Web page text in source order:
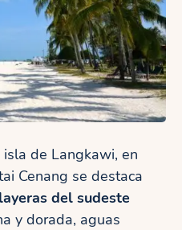
de Langkawi, en
Cenang se destaca
del sudeste
y dorada, aguas